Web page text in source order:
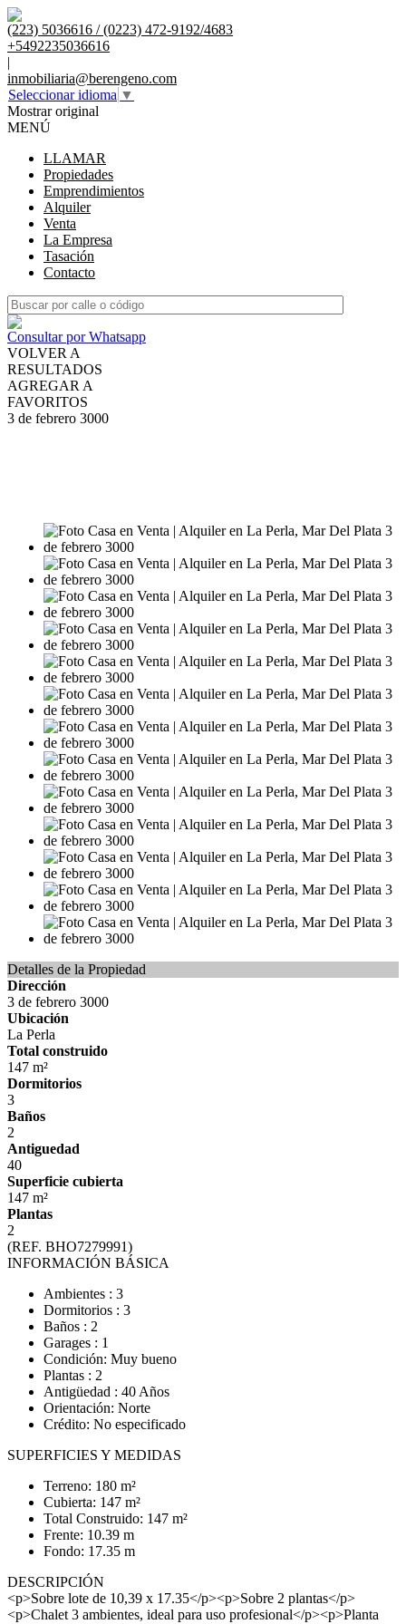
(223) 5036616 / (0223) 472-9192/4683
+5492235036616
|
inmobiliaria@berengeno.com
Seleccionar idioma ▼
Mostrar original
MENÚ
LLAMAR
Propiedades
Emprendimientos
Alquiler
Venta
La Empresa
Tasación
Contacto
Consultar por Whatsapp
VOLVER A
RESULTADOS
AGREGAR A
FAVORITOS
3 de febrero 3000
Detalles de la Propiedad
Dirección
3 de febrero 3000
Ubicación
La Perla
Total construido
147 m²
Dormitorios
3
Baños
2
Antiguedad
40
Superficie cubierta
147 m²
Plantas
2
(REF. BHO7279991)
INFORMACIÓN BÁSICA
Ambientes : 3
Dormitorios : 3
Baños : 2
Garages : 1
Condición: Muy bueno
Plantas : 2
Antigüedad : 40 Años
Orientación: Norte
Crédito: No especificado
SUPERFICIES Y MEDIDAS
Terreno: 180 m²
Cubierta: 147 m²
Total Construido: 147 m²
Frente: 10.39 m
Fondo: 17.35 m
DESCRIPCIÓN
<p>Sobre lote de 10,39 x 17.35</p><p>Sobre 2 plantas</p>
<p>Chalet 3 ambientes, ideal para uso profesional</p><p>Planta